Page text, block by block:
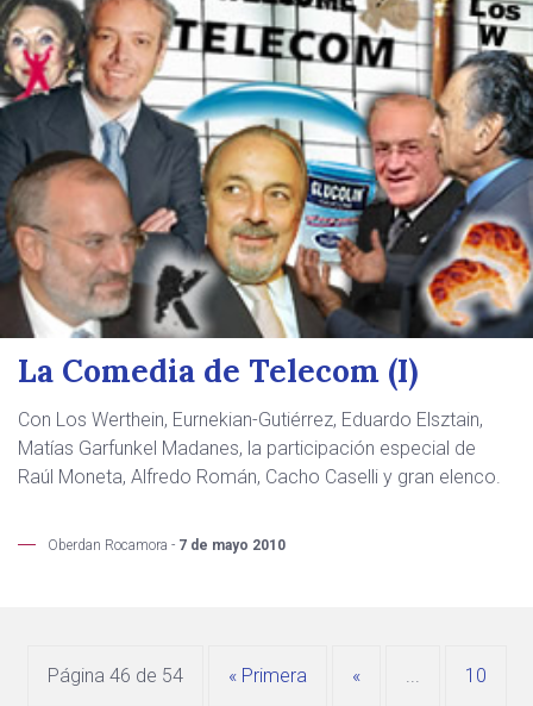
La Comedia de Telecom (I)
Con Los Werthein, Eurnekian-Gutiérrez, Eduardo Elsztain,
Matías Garfunkel Madanes, la participación especial de
Raúl Moneta, Alfredo Román, Cacho Caselli y gran elenco.
Oberdan Rocamora - 7 de mayo 2010
Página 46 de 54 « Primera « ... 10